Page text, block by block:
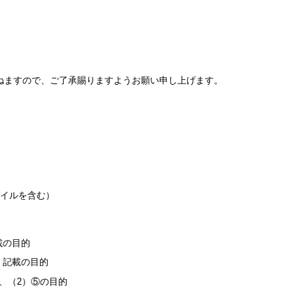
すので、ご了承賜りますようお願い申し上げます。
ルを含む）
の目的
記載の目的
（2）⑤の目的